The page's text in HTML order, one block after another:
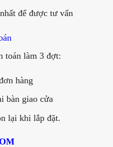
để được tư vấn
toán làm 3 đợt:
hàng
bàn giao cửa
lại khi lắp đặt.